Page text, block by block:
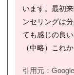
います。最初
ンセリングは
ても感じの良
（中略）これ
引用元：